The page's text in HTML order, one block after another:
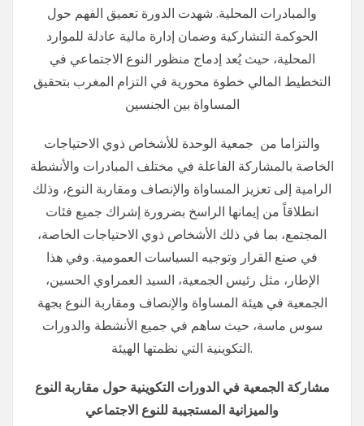
والمبادرات المحلية. شهدت الدورة تعميق الفهم حول
الحوكمة التشاركية وضمان إدارة مالية عادلة للموارد
المحلية، حيث يُعد إدماج منظور النوع الاجتماعي في
التخطيط المالي خطوة محورية في التزام المغرب بتحقيق
المساواة بين الجنسين
والتزاما من جمعية الوحدة للأشخاص ذوي الاحتياجات
الخاصة بالمشاركة الفاعلة في مختلف المبادرات والأنشطة
الرامية إلى تعزيز المساواة والإنصاف ومقاربة النوع، وذلك
انطلاقاً من إيمانها الراسخ بضرورة إشراك جميع فئات
المجتمع، بما في ذلك الأشخاص ذوي الاحتياجات الخاصة،
في صنع القرار وتوجيه السياسات العمومية. وفي هذا
الإطار، مثل رئيس الجمعية، السيد العمراوي الحسين،
الجمعية في هيئة المساواة والإنصاف ومقاربة النوع بجهة
سوس ماسة، حيث ساهم في جميع الأنشطة والدورات
التكوينية التي نظمتها الهيئة.
مشاركة الجمعية في الدورات التكوينية حول مقاربة النوع
والميزانية المستجيبة للنوع الاجتماعي